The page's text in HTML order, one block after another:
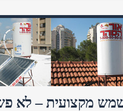
שמש מקצועית – לא